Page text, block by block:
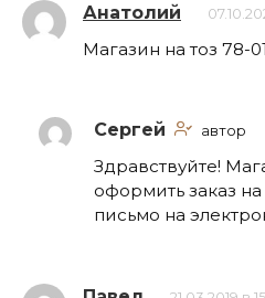
Анатолий
Магазин на тоз 78-
Сергей автор
Здравствуйте!
оформить заказ
письмо на